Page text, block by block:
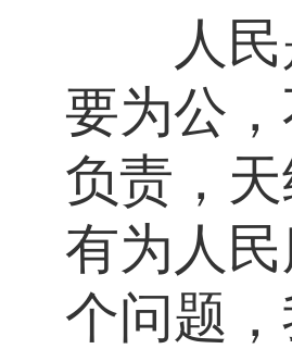
人民是
要为公
负责，
有为人
个问题